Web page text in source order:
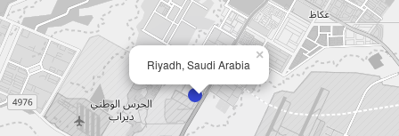
Riyadh, Saudi Arabia
×